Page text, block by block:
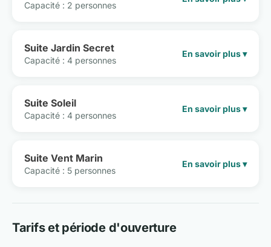
Capacité : 2 personnes
Suite Jardin Secret
Capacité : 4 personnes
En savoir plus ▾
Suite Soleil
Capacité : 4 personnes
En savoir plus ▾
Suite Vent Marin
Capacité : 5 personnes
En savoir plus ▾
Tarifs et période d'ouverture